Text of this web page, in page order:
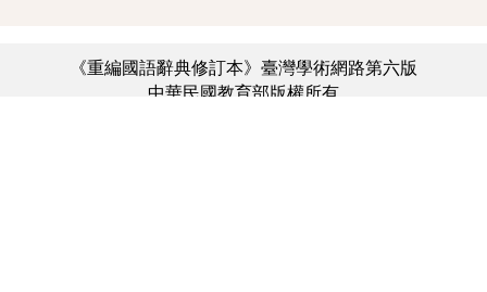
《重編國語辭典修訂本》臺灣學術網路第六版
中華民國教育部版權所有